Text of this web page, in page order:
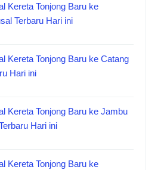
Kereta Tonjong Baru ke
Terbaru Hari ini
Kereta Tonjong Baru ke Catang
Hari ini
Kereta Tonjong Baru ke Jambu
Hari ini
Kereta Tonjong Baru ke